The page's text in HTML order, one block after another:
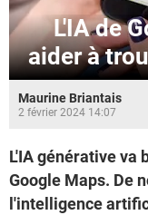
L'IA de
aider à
Maurine Briantais
2 février 2024 14:07
L'IA générative va
Google Maps. De
l'intelligence